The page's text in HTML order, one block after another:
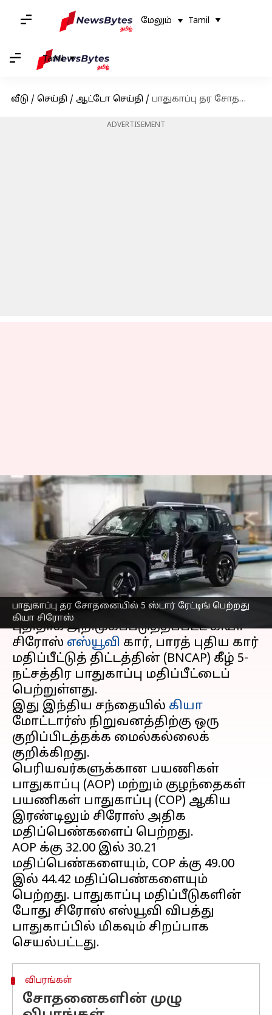
மேலும் Tamil
Tamil
வீடு / செய்தி / ஆட்டோ செய்தி / பாதுகாப்பு தர சோதனையில் 5 ஸ்டார் ரேட்டிங் பெற்றது கியா சிரோஸ் எஸ்யூவி கார்
ADVERTISEMENT
பாதுகாப்பு தர சோதனையில் 5 ஸ்டார் ரேட்டிங் பெற்றது
கியா சிரோஸ்
பாதுகாப்பு தர
சோதனையில் 5 ஸ்டார்
ரேட்டிங் பெற்றது கியா
சிரோஸ் எஸ்யூவி கார்
எழுதியவர் Sekar Chinnappan Apr 12, 2025 03:17 pm
செய்தி முன்னோட்டம்
புதிதாக அறிமுகப்படுத்தப்பட்ட கியா
சிரோஸ் எஸ்யூவி கார், பாரத் புதிய கார்
மதிப்பீட்டுத் திட்டத்தின் (BNCAP) கீழ் 5-
நட்சத்திர பாதுகாப்பு மதிப்பீட்டைப்
பெற்றுள்ளது.
இது இந்திய சந்தையில் கியா
மோட்டார்ஸ் நிறுவனத்திற்கு ஒரு
குறிப்பிடத்தக்க மைல்கல்லைக்
குறிக்கிறது.
பெரியவர்களுக்கான பயணிகள்
பாதுகாப்பு (AOP) மற்றும் குழந்தைகள்
பயணிகள் பாதுகாப்பு (COP) ஆகிய
இரண்டிலும் சிரோஸ் அதிக
மதிப்பெண்களைப் பெற்றது.
AOP க்கு 32.00 இல் 30.21
மதிப்பெண்களையும், COP க்கு 49.00
இல் 44.42 மதிப்பெண்களையும்
பெற்றது. பாதுகாப்பு மதிப்பீடுகளின்
போது சிரோஸ் எஸ்யூவி விபத்து
பாதுகாப்பில் மிகவும் சிறப்பாக
விபரங்கள்
சோதனைகளின் முழு